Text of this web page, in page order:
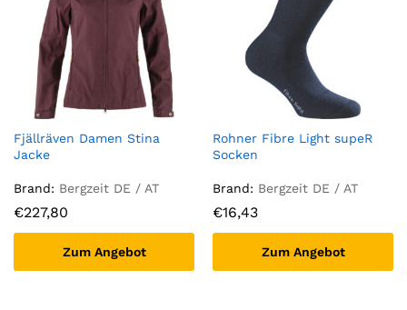
Fjällräven Damen Stina
Jacke
Brand: Bergzeit DE / AT
€227,80
Zum Angebot
Rohner Fibre Light supeR
Socken
Brand: Bergzeit DE / AT
€16,43
Zum Angebot